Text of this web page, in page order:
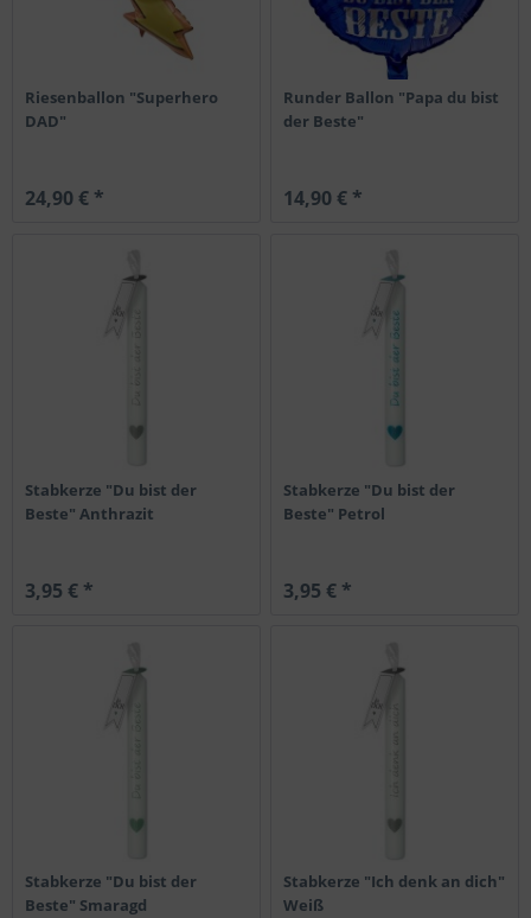
Riesenballon "Superhero
DAD"
24,90 € *
Runder Ballon "Papa du bist
der Beste"
14,90 € *
Stabkerze "Du bist der
Beste" Anthrazit
3,95 € *
Stabkerze "Du bist der
Beste" Petrol
3,95 € *
Stabkerze "Du bist der
Beste" Smaragd
Stabkerze "Ich denk an dich"
Weiß